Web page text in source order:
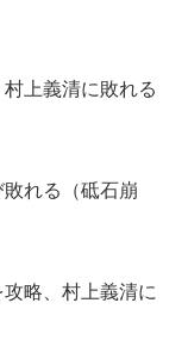
上義清に敗れる
れる（砥石崩
略、村上義清に